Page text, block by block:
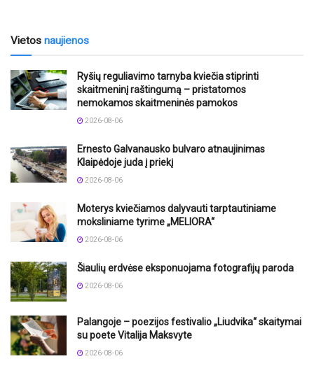
Vietos naujienos
Ryšių reguliavimo tarnyba kviečia stiprinti
skaitmeninį raštingumą – pristatomos
nemokamos skaitmeninės pamokos
2026-08-06
Ernesto Galvanausko bulvaro atnaujinimas
Klaipėdoje juda į priekį
2026-08-06
Moterys kviečiamos dalyvauti tarptautiniame
moksliniame tyrime „MELIORA“
2026-08-06
Šiaulių erdvėse eksponuojama fotografijų paroda
2026-08-06
Palangoje – poezijos festivalio „Liudvika“ skaitymai
su poete Vitalija Maksvyte
2026-08-06